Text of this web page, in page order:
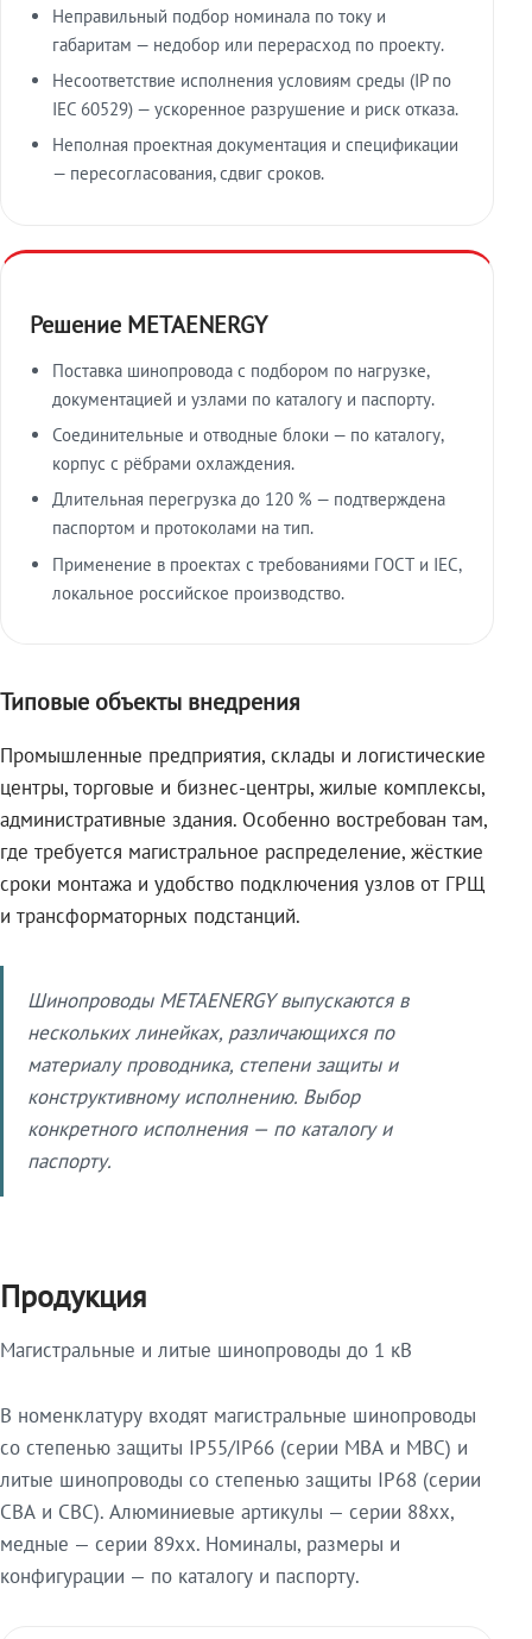
Неправильный подбор номинала по току и
габаритам — недобор или перерасход по проекту.
Несоответствие исполнения условиям среды (IP по
IEC 60529) — ускоренное разрушение и риск отказа.
Неполная проектная документация и спецификации
— пересогласования, сдвиг сроков.
Решение METAENERGY
Поставка шинопровода с подбором по нагрузке,
документацией и узлами по каталогу и паспорту.
Соединительные и отводные блоки — по каталогу,
корпус с рёбрами охлаждения.
Длительная перегрузка до 120 % — подтверждена
паспортом и протоколами на тип.
Применение в проектах с требованиями ГОСТ и IEC,
локальное российское производство.
Типовые объекты внедрения
Промышленные предприятия, склады и логистические
центры, торговые и бизнес-центры, жилые комплексы,
административные здания. Особенно востребован там,
где требуется магистральное распределение, жёсткие
сроки монтажа и удобство подключения узлов от ГРЩ
и трансформаторных подстанций.
Шинопроводы METAENERGY выпускаются в
нескольких линейках, различающихся по
материалу проводника, степени защиты и
конструктивному исполнению. Выбор
конкретного исполнения — по каталогу и
паспорту.
Продукция
Магистральные и литые шинопроводы до 1 кВ
В номенклатуру входят магистральные шинопроводы
со степенью защиты IP55/IP66 (серии МВА и МВС) и
литые шинопроводы со степенью защиты IP68 (серии
СВА и СВС). Алюминиевые артикулы — серии 88xx,
медные — серии 89xx. Номиналы, размеры и
конфигурации — по каталогу и паспорту.